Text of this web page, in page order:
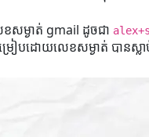
ខសម្ងាត់ gmail ដូចជា
រៀបដោយលេខសម្ងាត់ បានស្ល